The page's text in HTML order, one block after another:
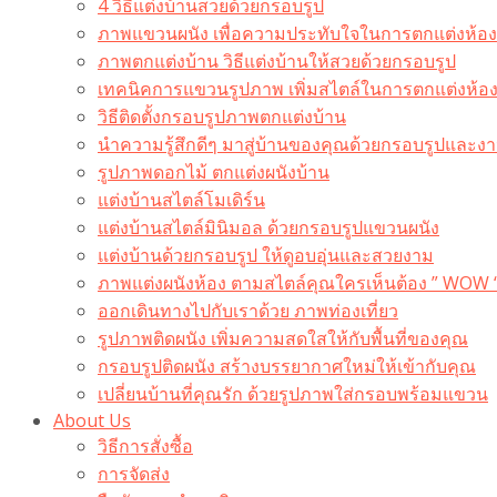
4 วิธีแต่งบ้านสวยด้วยกรอบรูป
ภาพแขวนผนัง เพื่อความประทับใจในการตกแต่งห้อง
ภาพตกแต่งบ้าน วิธีแต่งบ้านให้สวยด้วยกรอบรูป
เทคนิคการแขวนรูปภาพ เพิ่มสไตล์ในการตกแต่งห้อง
วิธีติดตั้งกรอบรูปภาพตกแต่งบ้าน
นำความรู้สึกดีๆ มาสู่บ้านของคุณด้วยกรอบรูปและง
รูปภาพดอกไม้ ตกแต่งผนังบ้าน
แต่งบ้านสไตล์โมเดิร์น
แต่งบ้านสไตล์มินิมอล ด้วยกรอบรูปแขวนผนัง
แต่งบ้านด้วยกรอบรูป ให้ดูอบอุ่นและสวยงาม
ภาพแต่งผนังห้อง ตามสไตล์คุณใครเห็นต้อง ” WOW
ออกเดินทางไปกับเราด้วย ภาพท่องเที่ยว
รูปภาพติดผนัง เพิ่มความสดใสให้กับพื้นที่ของคุณ
กรอบรูปติดผนัง สร้างบรรยากาศใหม่ให้เข้ากับคุณ
เปลี่ยนบ้านที่คุณรัก ด้วยรูปภาพใส่กรอบพร้อมแขวน​
About Us
วิธีการสั่งซื้อ
การจัดส่ง